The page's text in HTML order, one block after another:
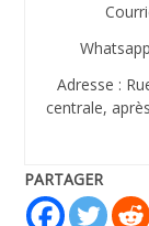
Adresse :
centrale,
PARTAGER